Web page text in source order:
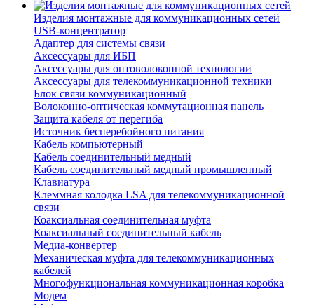
Изделия монтажные для коммуникационных сетей
USB-концентратор
Адаптер для системы связи
Аксессуары для ИБП
Аксессуары для оптоволоконной технологии
Аксессуары для телекоммуникационной техники
Блок связи коммуникационный
Волоконно-оптическая коммутационная панель
Защита кабеля от перегиба
Источник бесперебойного питания
Кабель компьютерный
Кабель соединительный медный
Кабель соединительный медный промышленный
Клавиатура
Клеммная колодка LSA для телекоммуникационной
связи
Коаксиальная соединительная муфта
Коаксиальный соединительный кабель
Медиа-конвертер
Механическая муфта для телекоммуникационных
кабелей
Многофункциональная коммуникационная коробка
Модем